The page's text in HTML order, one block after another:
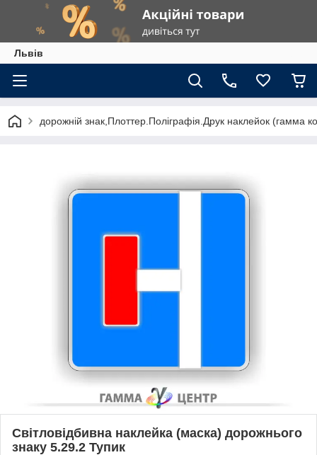
Львів
дорожній знак,Плоттер.Поліграфія.Друк наклейок (гамма
Світловідбивна наклейка (маска) дорожнього
знаку 5.29.2 Тупик